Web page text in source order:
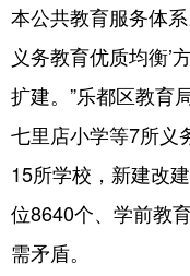
本公共教育服务体系
义务教育优质均衡’
扩建。”乐都区教育
七里店小学等7所义
15所学校，新建改
位8640个、学前教
需矛盾。